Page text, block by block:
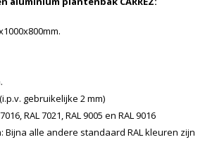
gebruikelijke 2 mm)
RAL 7021, RAL 9005 en RAL 9016
Bijna alle andere standaard RAL kleuren zijn